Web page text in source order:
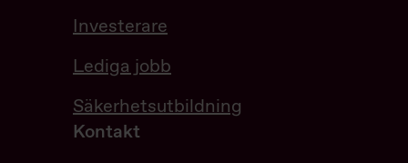
Investerare
Lediga jobb
Säkerhetsutbildning
Kontakt